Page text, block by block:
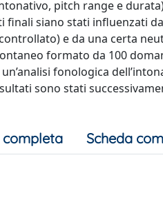
pitch range e
finali siano stati influenzati
e da una certa
formato da 100
fonologica
sono stati
completa Scheda